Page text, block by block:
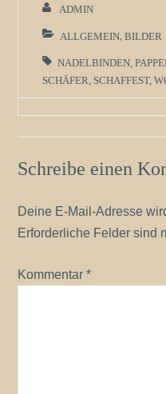
ADMIN
ALLGEMEIN ,BILDER
NADELBINDEN ,
SCHÄFER
SCHAFFEST,
Schreibe einen
Deine E-Mail-Adresse
Erforderliche Felder sind
Kommentar*